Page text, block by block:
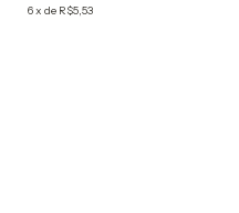
6x de R$5,53